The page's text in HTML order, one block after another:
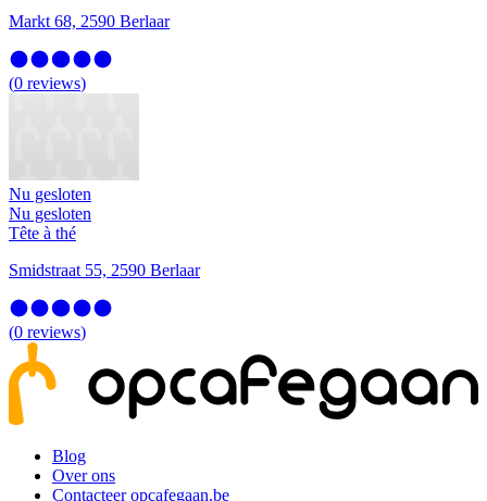
Markt 68, 2590 Berlaar
(0 reviews)
Nu gesloten
Nu gesloten
Tête à thé
Smidstraat 55, 2590 Berlaar
(0 reviews)
Blog
Over ons
Contacteer opcafegaan.be